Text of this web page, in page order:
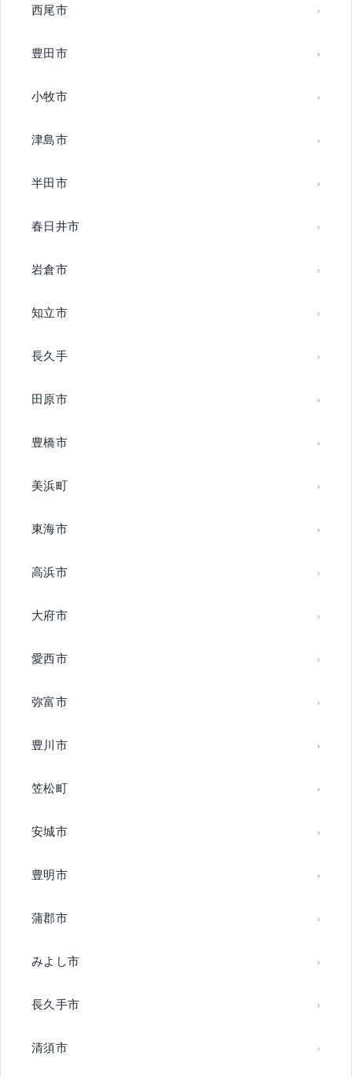
西尾市
豊田市
小牧市
津島市
半田市
春日井市
岩倉市
知立市
長久手
田原市
豊橋市
美浜町
東海市
高浜市
大府市
愛西市
弥富市
豊川市
笠松町
安城市
豊明市
蒲郡市
みよし市
長久手市
清須市